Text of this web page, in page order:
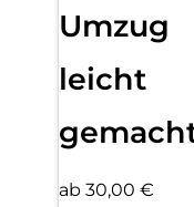
Umzug
leicht
ab 30,00 €